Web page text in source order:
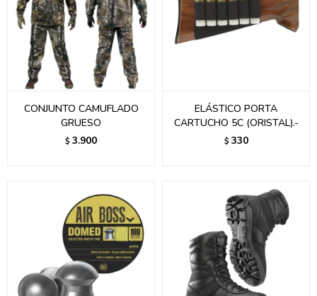
CONJUNTO CAMUFLADO
GRUESO
$ 3.900
ELÁSTICO PORTA
CARTUCHO 5C (ORISTAL).-
$ 330